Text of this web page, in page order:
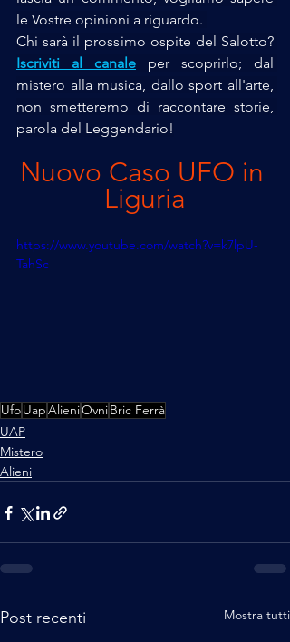
le Vostre opinioni a riguardo.
Iscriviti al canale per scoprirlo; dal
mistero alla musica, dallo sport all'arte,
non smetteremo di raccontare storie,
parola del Leggendario!
Nuovo Caso UFO in
Liguria
https://www.youtube.com/watch?v=k7lpU-
TahSc
UfoUapAlieniOvniBric Ferrà
UAP
Mistero
Alieni
Post recenti Mostra tutti